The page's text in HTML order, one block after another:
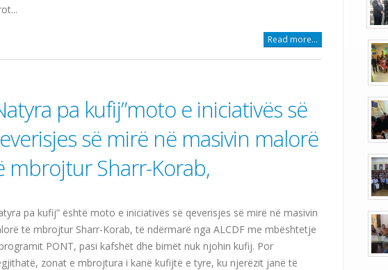
Read more...
pa kufij”moto e iniciativës së
së mirë në masivin malorë
mbrojtur Sharr-Korab,
pa kufij” është moto e iniciativës së qeverisjes së mirë në masivin
të mbrojtur Sharr-Korab, të ndërmarë nga ALCDF me mbështetje
PONT, pasi kafshët dhe bimët nuk njohin kufij. Por
zonat e mbrojtura i kanë kufijtë e tyre, ku njerëzit janë të